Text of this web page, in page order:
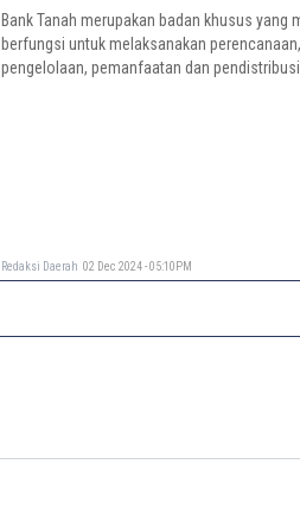
Bank Tanah merupakan badan khusus yang
berfungsi untuk melaksanakan
pengelolaan, pemanfaatan dan
Redaksi Daerah 02 Dec 2024 - 05:10PM